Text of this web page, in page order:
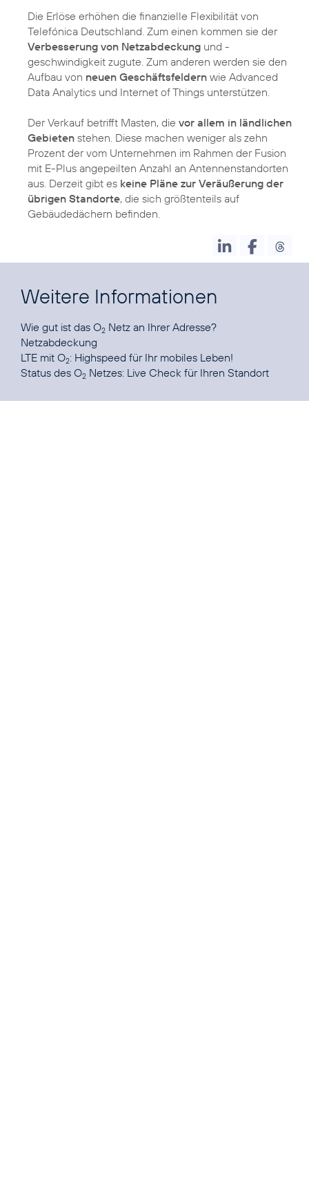
Die Erlöse erhöhen die finanzielle Flexibilität von
Telefónica Deutschland. Zum einen kommen sie der
Verbesserung von Netzabdeckung und -
geschwindigkeit zugute. Zum anderen werden sie den
Aufbau von neuen Geschäftsfeldern wie Advanced
Data Analytics und Internet of Things unterstützen.
Der Verkauf betrifft Masten, die vor allem in ländlichen
Gebieten stehen. Diese machen weniger als zehn
Prozent der vom Unternehmen im Rahmen der Fusion
mit E-Plus angepeilten Anzahl an Antennenstandorten
aus. Derzeit gibt es keine Pläne zur Veräußerung der
übrigen Standorte, die sich größtenteils auf
Gebäudedächern befinden.
Weitere Informationen
Wie gut ist das O2 Netz an Ihrer Adresse?
Netzabdeckung
LTE mit O2: Highspeed für Ihr mobiles Leben!
Status des O2 Netzes: Live Check für Ihren Standort